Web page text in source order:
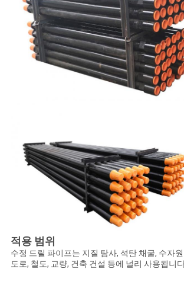
POLICY
적용 범위
수정 드릴 파이프는 지질 탐사, 석탄 채굴, 수자
도로, 철도, 교량, 건축 건설 등에 널리 사용됩니